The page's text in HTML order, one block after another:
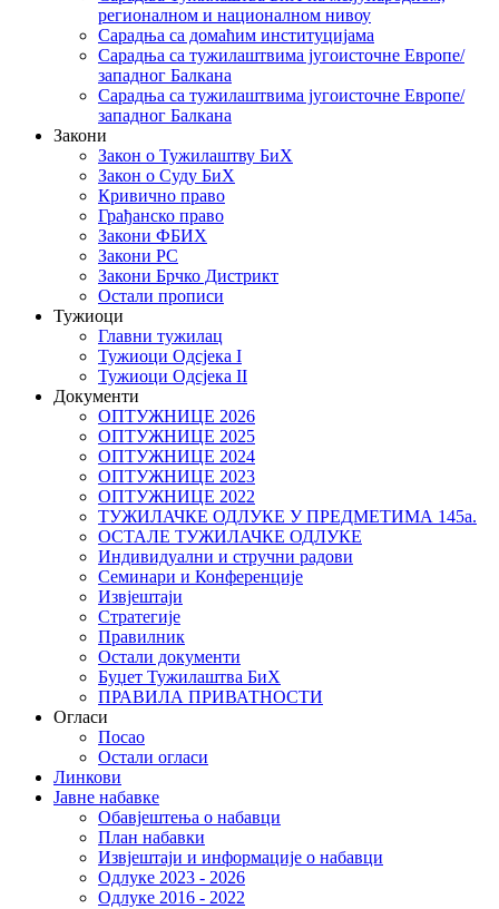
регионалном и националном нивоу
Сарадња са домаћим институцијама
Сарадња са тужилаштвима југоисточне Европе/
западног Балкана
Сарадња са тужилаштвима југоисточне Европе/
западног Балкана
Закони
Закон о Тужилаштву БиХ
Закон о Суду БиХ
Кривично право
Грађанско право
Закони ФБИХ
Закони РС
Закони Брчко Дистрикт
Остали прописи
Тужиоци
Главни тужилац
Тужиоци Oдсјекa I
Тужиоци Oдсјекa II
Документи
ОПТУЖНИЦЕ 2026
ОПТУЖНИЦЕ 2025
ОПТУЖНИЦЕ 2024
ОПТУЖНИЦЕ 2023
ОПТУЖНИЦЕ 2022
ТУЖИЛАЧКЕ ОДЛУКЕ У ПРЕДМЕТИМА 145а.
ОСТАЛЕ ТУЖИЛАЧКЕ ОДЛУКЕ
Индивидуални и стручни радови
Семинари и Конференције
Извјештаји
Стратегије
Правилник
Остали документи
Буџет Тужилаштва БиХ
ПРАВИЛА ПРИВАТНОСТИ
Огласи
Посао
Остали огласи
Линкови
Јавне набавке
Обавјештења о набавци
План набавки
Извјештаји и информације о набавци
Одлуке 2023 - 2026
Одлуке 2016 - 2022